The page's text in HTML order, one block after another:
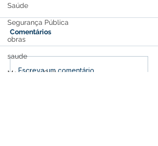
Saúde
Segurança Pública
obras
saude
Memória e Cultura
Presença marcante:
Comentários
Escreva um comentário